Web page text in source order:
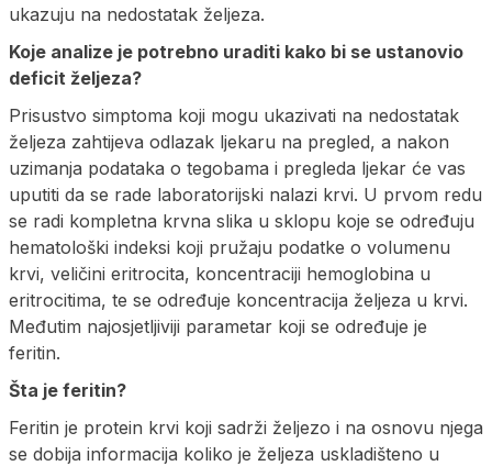
ukazuju na nedostatak željeza.
Koje analize je potrebno uraditi kako bi se ustanovio
deficit željeza?
Prisustvo simptoma koji mogu ukazivati na nedostatak
željeza zahtijeva odlazak ljekaru na pregled, a nakon
uzimanja podataka o tegobama i pregleda ljekar će vas
uputiti da se rade laboratorijski nalazi krvi. U prvom redu
se radi kompletna krvna slika u sklopu koje se određuju
hematološki indeksi koji pružaju podatke o volumenu
krvi, veličini eritrocita, koncentraciji hemoglobina u
eritrocitima, te se određuje koncentracija željeza u krvi.
Međutim najosjetljiviji parametar koji se određuje je
feritin.
Šta je feritin?
Feritin je protein krvi koji sadrži željezo i na osnovu njega
se dobija informacija koliko je željeza uskladišteno u